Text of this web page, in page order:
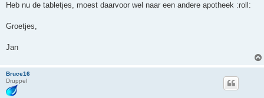
Heb nu de tabletjes, moest daarvoor wel naar een andere apotheek :roll:
Groetjes,
Jan
Bruce16
Druppel